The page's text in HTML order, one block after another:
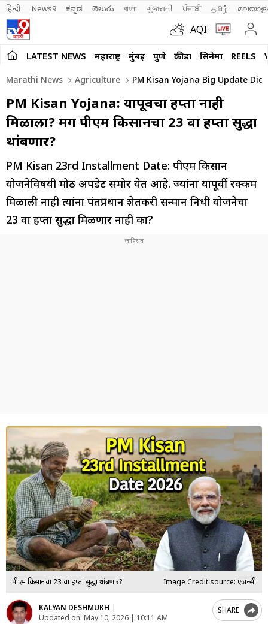
हिन्दी News9 ಕನ್ನಡ తెలుగు বাংলা ગુજરાતી ਪੰਜਾਬੀ தமிழ்
AQI
LATEST NEWS महाराष्ट्र मुंबई पुणे क्रीडा सिनेमा REELS
Marathi News Agriculture PM Kisan Yojana Big Update
PM Kisan Yojana: यापूर्वीचा हप्ता नाही
मिळाला? मग पीएम किसानचा 23 वा हप्ता सुद्धा
थांबणार?
PM Kisan 23rd Installment Date: पीएम किसान
योजनेविषयी मोठी अपडेट समोर येत आहे. ज्यांना यापूर्वी रक्कम
मिळाली नाही त्यांना पंतप्रधान शेतकरी सन्मान निधी योजनेचा
23 वा हप्ता सुद्धा मिळणार नाही का?
पीएम किसानचा 23 वा हप्ता सुद्धा थांबणार? Image Credit source: एजन्सी
KALYAN DESHMUKH |
Updated on: May 10, 2026 | 10:11 AM
SHARE